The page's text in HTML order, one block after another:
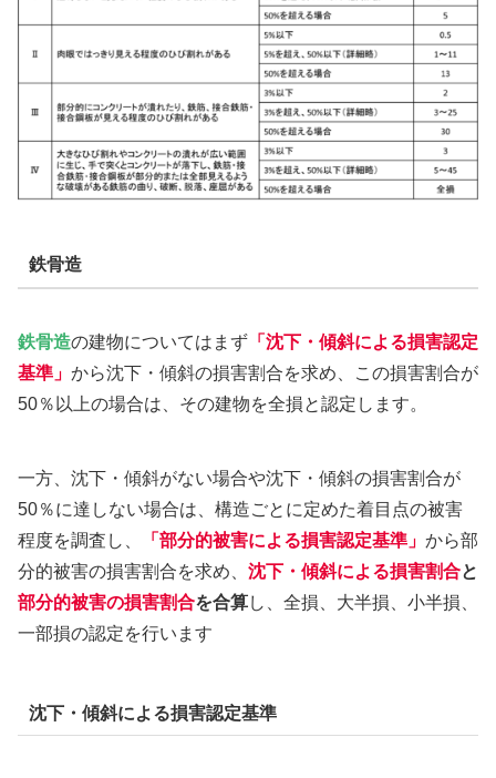
鉄骨造
鉄骨造の建物についてはまず 「沈下・傾斜による損害認定
基準」 から沈下・傾斜の損害割合を求め、この損害割合が
50％以上の場合は、その建物を全損と認定します。
一方、沈下・傾斜がない場合や沈下・傾斜の損害割合が
50％に達しない場合は、構造ごとに定めた着目点の被害
程度を調査し、
「部分的被害による損害認定基準」 から部
分的被害の損害割合を求め、 沈下・傾斜による損害割合と
部分的被害の損害割合を合算し、全損、大半損、小半損、
一部損の認定を行います
沈下・傾斜による損害認定基準